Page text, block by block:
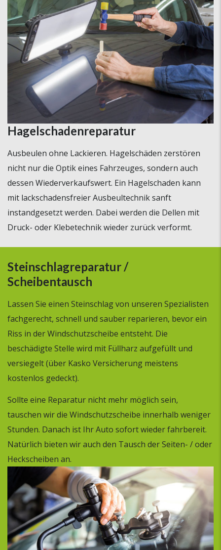
Hagelschadenreparatur
Ausbeulen ohne Lackieren. Hagelschäden zerstören
nicht nur die Optik eines Fahrzeuges, sondern auch
dessen Wiederverkaufswert. Ein Hagelschaden kann
mit lackschadensfreier Ausbeultechnik sanft
instandgesetzt werden. Dabei werden die Dellen mit
Druck- oder Klebetechnik wieder zurück verformt.
Steinschlagreparatur /
Scheibentausch
Lassen Sie einen Steinschlag von unseren Spezialisten
fachgerecht, schnell und sauber reparieren, bevor ein
Riss in der Windschutzscheibe entsteht. Die
beschädigte Stelle wird mit Füllharz aufgefüllt und
versiegelt (über Kasko Versicherung meistens
kostenlos gedeckt).
Sollte eine Reparatur nicht mehr möglich sein,
tauschen wir die Windschutzscheibe innerhalb weniger
Stunden. Danach ist Ihr Auto sofort wieder fahrbereit.
Natürlich bieten wir auch den Tausch der Seiten- / oder
Heckscheiben an.